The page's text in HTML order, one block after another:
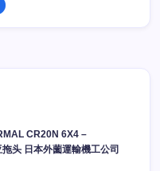
CR20N 6X4 –
头 日本外薗運輸機工公司